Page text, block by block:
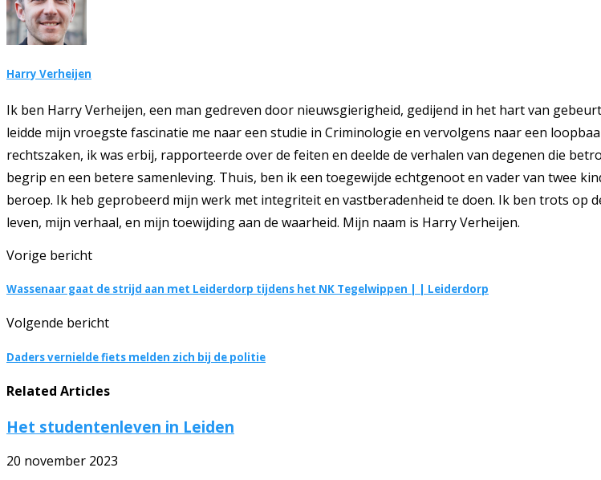
Harry Verheijen
Ik ben Harry Verheijen, een man gedreven door nieuwsgierigheid, gedijend in het hart van
leidde mijn vroegste fascinatie me naar een studie in Criminologie en vervolgens naar een
rechtszaken, ik was erbij, rapporteerde over de feiten en deelde de verhalen van degenen die
begrip en een betere samenleving. Thuis, ben ik een toegewijde echtgenoot en vader van twee
beroep. Ik heb geprobeerd mijn werk met integriteit en vastberadenheid te doen. Ik ben trots op
leven, mijn verhaal, en mijn toewijding aan de waarheid. Mijn naam is Harry Verheijen.
Vorige bericht
Wassenaar gaat de strijd aan met Leiderdorp tijdens het NK Tegelwippen | | Leiderdorp
Volgende bericht
Daders vernielde fiets melden zich bij de politie
Related Articles
Het studentenleven in Leiden
20 november 2023